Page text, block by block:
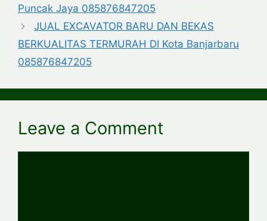
Puncak Jaya 085876847205
JUAL EXCAVATOR BARU DAN BEKAS
BERKUALITAS TERMURAH DI Kota Banjarbaru
085876847205
Leave a Comment